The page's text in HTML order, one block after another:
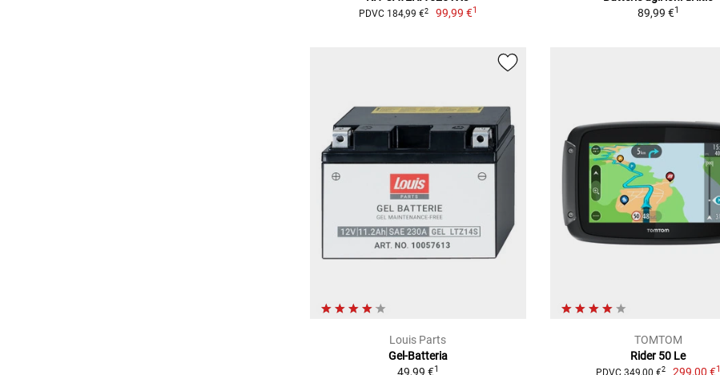
PDVC 184,99 €2 99,99 €1
89,99 €1
Louis Parts
Gel-Batteria
49,99 €1
TOMTOM
Rider 50 Le
PDVC 349,00 €2 299,00 €1